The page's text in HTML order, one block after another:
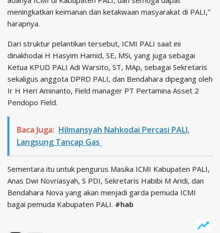
meningkatkan keimanan dan ketakwaan masyarakat di PALI,”
harapnya.
Dari struktur pelantikan tersebut, ICMI PALI saat ini
dinakhodai H Hasyim Hamid, SE, MSi, yang juga sebagai
Ketua KPUD PALI Adi Warsito, ST, MAp, sebagai Sekretaris
sekaligus anggota DPRD PALI, dan Bendahara dipegang oleh
Ir H Heri Aminanto, Field manager PT Pertamina Asset 2
Pendopo Field.
Baca Juga: Hilmansyah Nahkodai Percasi PALI,
Langsung Tancap Gas
Sementara itu untuk pengurus Masika ICMI Kabupaten PALI,
Anas Dwi Novriasyah, S PDI, Sekretaris Habibi M Aridi, dan
Bendahara Nova yang akan menjadi garda pemuda ICMI
bagai pemuda Kabupaten PALI. #hab